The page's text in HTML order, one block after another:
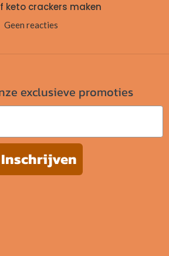
keto crackers maken
Geen reacties
exclusieve promoties
Inschrijven